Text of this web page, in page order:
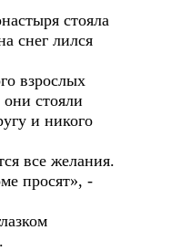
стояла
снег лился
взрослых
стояли
и никого
все желания.
просят», -